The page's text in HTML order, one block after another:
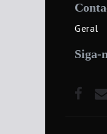
Geral
Siga-